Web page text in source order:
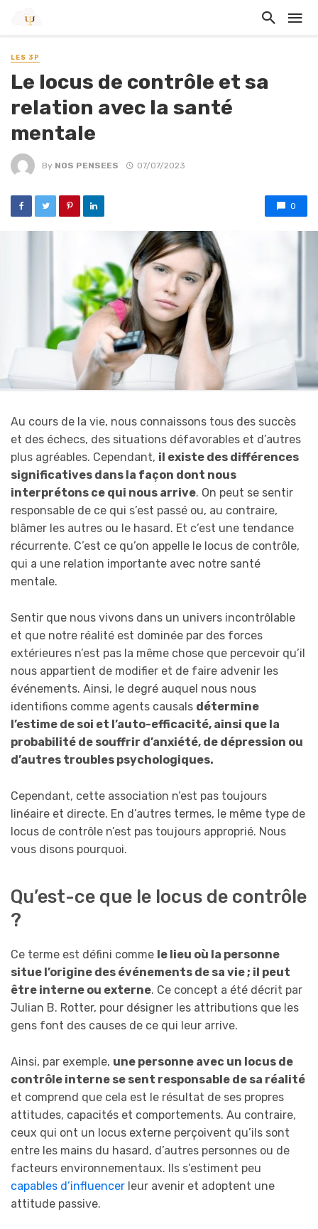
LES 3P
Le locus de contrôle et sa
relation avec la santé
mentale
By NOS PENSEES 07/07/2023
0
Au cours de la vie, nous connaissons tous des succès
et des échecs, des situations défavorables et d’autres
plus agréables. Cependant, il existe des différences
significatives dans la façon dont nous
interprétons ce qui nous arrive. On peut se sentir
responsable de ce qui s’est passé ou, au contraire,
blâmer les autres ou le hasard. Et c’est une tendance
récurrente. C’est ce qu’on appelle le locus de contrôle,
qui a une relation importante avec notre santé
mentale.
Sentir que nous vivons dans un univers incontrôlable
et que notre réalité est dominée par des forces
extérieures n’est pas la même chose que percevoir qu’il
nous appartient de modifier et de faire advenir les
événements. Ainsi, le degré auquel nous nous
identifions comme agents causals détermine
l’estime de soi et l’auto-efficacité, ainsi que la
probabilité de souffrir d’anxiété, de dépression ou
d’autres troubles psychologiques.
Cependant, cette association n’est pas toujours
linéaire et directe. En d’autres termes, le même type de
locus de contrôle n’est pas toujours approprié. Nous
vous disons pourquoi.
Qu’est-ce que le locus de contrôle
?
Ce terme est défini comme le lieu où la personne
situe l’origine des événements de sa vie ; il peut
être interne ou externe. Ce concept a été décrit par
Julian B. Rotter, pour désigner les attributions que les
gens font des causes de ce qui leur arrive.
Ainsi, par exemple, une personne avec un locus de
contrôle interne se sent responsable de sa réalité
et comprend que cela est le résultat de ses propres
attitudes, capacités et comportements. Au contraire,
ceux qui ont un locus externe perçoivent qu’ils sont
entre les mains du hasard, d’autres personnes ou de
facteurs environnementaux. Ils s’estiment peu
capables d’influencer leur avenir et adoptent une
attitude passive.